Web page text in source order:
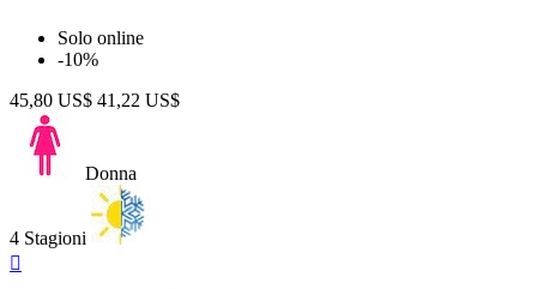
Solo online
-10%
45,80 US$ 41,22 US$
Donna
4 Stagioni
